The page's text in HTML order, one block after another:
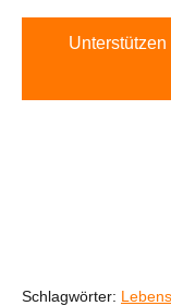
Schlagwörter: